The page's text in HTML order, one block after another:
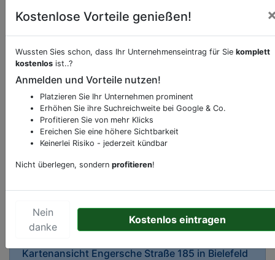
Beschreibung & Services von
Sie möchten eine Beschreibung, Dienstleistung
oder andere relevante Informationen hinzufügen?
Klicken Sie bittehierum uns zu kontaktieren.
Gerne erweitern wir Ihren Firmeneintrag um
Sonderangebote odere besondere Services, die
Ihren Wettbewerbern abheben.
Kartenansicht Engersche Straße 185 in Bielefeld
Kostenlose Vorteile genießen!
Wussten Sies schon, dass Ihr Unternehmenseintrag für Sie komplett
kostenlos ist..?
Anmelden und Vorteile nutzen!
Platzieren Sie Ihr Unternehmen prominent
Erhöhen Sie ihre Suchreichweite bei Google & Co.
Profitieren Sie von mehr Klicks
Ereichen Sie eine höhere Sichtbarkeit
Keinerlei Risiko - jederzeit kündbar
Nicht überlegen, sondern profitieren!
Nein
danke
Kostenlos eintragen